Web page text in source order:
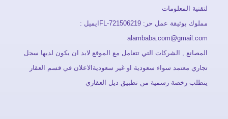
لتقنية المعلومات
مملوك بوثيقة عمل حر: FL-721506219ايميل :
alambaba.com@gmail.com
المصانع , الشركات التي تتعامل مع الموقع لابد ان يكون لديها سجل
تجاري معتمد سواء سعودية او غير سعوديةالاعلان في قسم العقار
يتطلب رخصة رسمية من تطبيق ديل العقاري